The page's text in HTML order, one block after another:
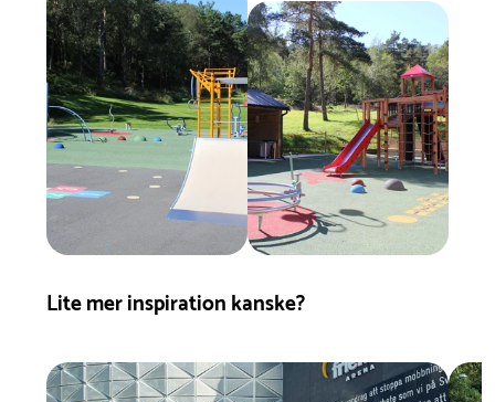
Lite mer inspiration kanske?